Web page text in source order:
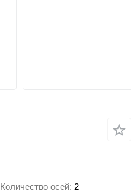
Количество осей 2